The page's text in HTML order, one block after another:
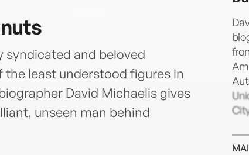
syndicated and beloved
least understood figures in
David Michaelis gives
unseen man behind